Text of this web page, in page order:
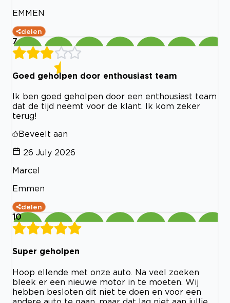
EMMEN
delen
7
Goed geholpen door enthousiast team
Ik ben goed geholpen door een enthousiast team
dat de tijd neemt voor de klant. Ik kom zeker
terug!
Beveelt aan
26 July 2026
Marcel
Emmen
delen
10
Super geholpen
Hoop ellende met onze auto. Na veel zoeken
bleek er een nieuwe motor in te moeten. Wij
hebben besloten dit niet te doen en voor een